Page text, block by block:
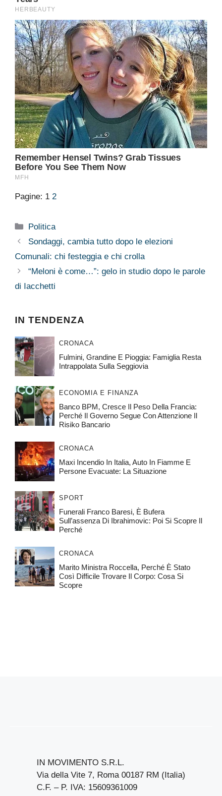
Pagine: 1 2
Categorie
Politica
Sondaggi, cambia tutto dopo le elezioni
Comunali: chi festeggia e chi crolla
“Meloni è come…”: gelo in studio dopo le parole
di Iacchetti
IN TENDENZA
CRONACA
Fulmini, Grandine E Pioggia: Famiglia Resta
Intrappolata Sulla Seggiovia
ECONOMIA E FINANZA
Banco BPM, Cresce Il Peso Della Francia:
Perché Il Governo Segue Con Attenzione Il
Risiko Bancario
CRONACA
Maxi Incendio In Italia, Auto In Fiamme E
Persone Evacuate: La Situazione
SPORT
Funerali Franco Baresi, È Bufera
Sull’assenza Di Ibrahimovic: Poi Si Scopre Il
Perché
CRONACA
Marito Ministra Roccella, Perché È Stato
Così Difficile Trovare Il Corpo: Cosa Si
Scopre
IN MOVIMENTO S.R.L.
Via della Vite 7, Roma 00187 RM (Italia)
C.F. – P. IVA: 15609361009